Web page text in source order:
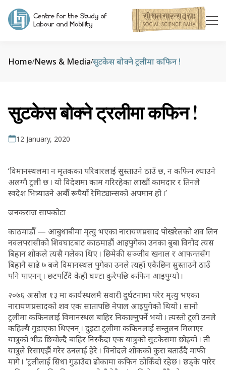
Home/News & Media/सुटकेस बोक्ने ट्रलीमा कफिन !
सुटकेस बोक्ने ट्रलीमा कफिन !
12 January, 2020
‘विमानस्थलमा न मृतकका परिवारलाई सुस्ताउने ठाउँ छ, न कफिन ल्याउने
अलग्गै ट्रली छ । यो विदेशमा काम गरिरहेका लाखौं कामदार र तिनले
स्वदेश भित्र्याउने अर्बौं रूपैयाँ रेमिट्यान्सको अपमान हो ।’
जनकराज सापकोटा
काठमाडौँ — आबुधाबीमा मृत्यु भएका नारायणप्रसाद पोखरेलको शव लिन
नवलपरासीको शिवघाटबाट काठमाडौं आइपुगेका उनका बुबा विनोद त्यस
बिहान शोकले त्यसै गलेका थिए । छिमेकी सञ्जीव खनाल र आफन्तसँग
बिहानै साढे ७ बजे विमानस्थल पुगेका उनले त्यहाँ एकैछिन सुस्ताउने ठाउँ
पनि पाएनन् । छटपटिँदै केही घण्टा कुरेपछि कफिन आइपुग्यो ।
२०७६ असोज १३ मा कार्यस्थलमै सवारी दुर्घटनामा परेर मृत्यु भएका
नारायणप्रसादको शव एक सातापछि नेपाल आइपुगेको थियो । सानो
ट्रलीमा कफिनलाई विमानस्थल बाहिर निकाल्नुपर्ने भयो । त्यस्तो ट्रली उनले
कहिल्यै गुडाएका थिएनन् । दुइटा ट्रलीमा कफिनलाई सन्तुलन मिलाएर
यात्रुको भीड छिचोल्दै बाहिर निस्कँदा एक यात्रुको सुटकेसमा छोइयो । ती
यात्रुले रिसाएझैं गरेर उनलाई हेरे । विनोदले शोकको कुरा बताउँदै माफी
मागे । ‘ट्रलीलाई सिधा गुडाउँदा ढोकामा कफिन ठोकिँदो रहेछ । छड्के पारेर